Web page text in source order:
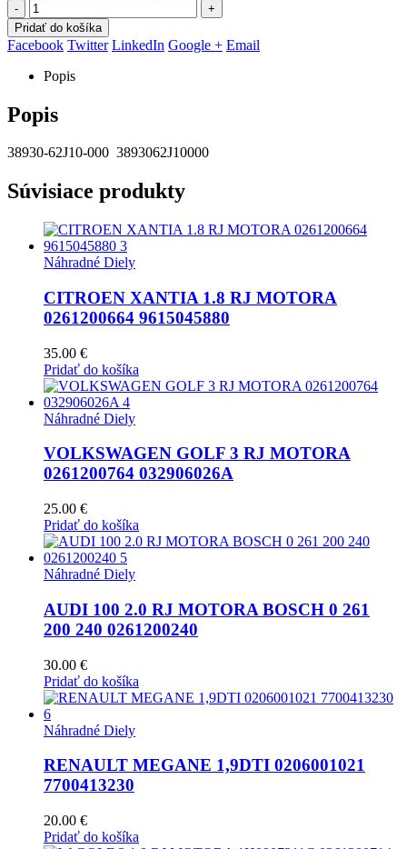
-
+
Pridať do košíka
Facebook Twitter LinkedIn Google + Email
Popis
Popis
38930-62J10-000 3893062J10000
Súvisiace produkty
Náhradné Diely
CITROEN XANTIA 1.8 RJ MOTORA
0261200664 9615045880
35.00 €
Pridať do košíka
Náhradné Diely
VOLKSWAGEN GOLF 3 RJ MOTORA
0261200764 032906026A
25.00 €
Pridať do košíka
Náhradné Diely
AUDI 100 2.0 RJ MOTORA BOSCH 0 261
200 240 0261200240
30.00 €
Pridať do košíka
Náhradné Diely
RENAULT MEGANE 1,9DTI 0206001021
7700413230
20.00 €
Pridať do košíka